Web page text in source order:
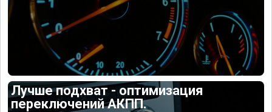
Лучше подхват - оптимизация
переключений АКПП.